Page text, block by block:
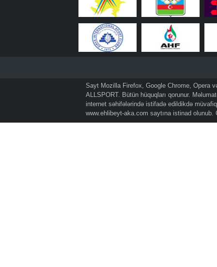
Sayt Mozilla Firefox, Google Chrome, Opera
ALLSPORT. Bütün hüquqları qorunur.
internet səhifələrində istifadə edildikdə
www.ehlibeyt-aka.com saytına istinad olunub.